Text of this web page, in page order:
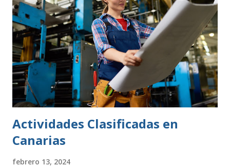
Actividades Clasificadas en
Canarias
febrero 13, 2024